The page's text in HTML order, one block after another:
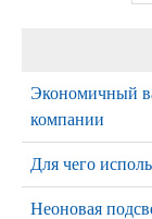
Экономичный
компании
Для чего
Неоновая